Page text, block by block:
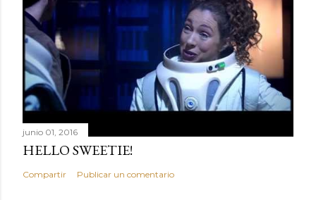
junio 01, 2016
HELLO SWEETIE!
Compartir Publicar un comentario